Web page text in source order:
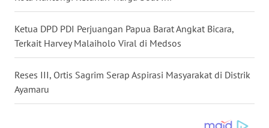
Ketua DPD PDI Perjuangan Papua Barat Angkat Bicara,
Terkait Harvey Malaiholo Viral di Medsos
Reses III, Ortis Sagrim Serap Aspirasi Masyarakat di Distrik
Ayamaru
WN
SULUT
WN
MALUKU